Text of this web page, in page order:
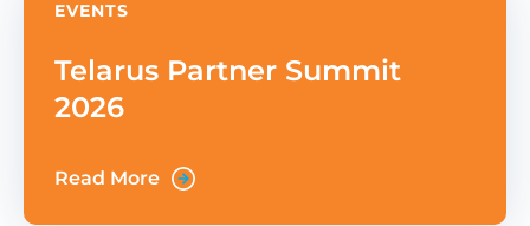
EVENTS
Telarus Partner Summit
2026
Read More